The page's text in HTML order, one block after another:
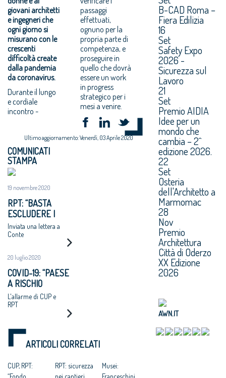
giovani architetti
e ingegneri che
ogni giorno si
misurano con le
crescenti
difficoltà create
dalla pandemia
da coronavirus.
Durante il lungo
e cordiale
incontro -
passaggi
effettuati,
ognuno per la
propria parte di
competenza, e
proseguire in
quello che dovrà
essere un work
in progress
strategico per i
mesi a venire.
Ultimo aggiornamento: Venerdì, 03 Aprile 2020
COMUNICATI
STAMPA
19 novembre 2020
RPT: “BASTA
ESCLUDERE I
LIBERI
PROFESSIONISTI
Inviata una lettera a
Conte
20 luglio 2020
COVID-19: “PAESE
A RISCHIO
EMERGENZA
SOCIALE”
L'allarme di CUP e
RPT
ARTICOLI CORRELATI
CUP, RPT:
“Fondo
RPT: sicurezza
nei cantieri
Musei:
Franceschini
B-CAD Roma –
Fiera Edilizia
16
Set
Safety Expo
2026 -
Sicurezza sul
Lavoro
21
Set
Premio AIDIA
Idee per un
mondo che
cambia – 2^
edizione 2026.
22
Set
Osteria
dell'Architetto a
Marmomac
28
Nov
Premio
Architettura
Città di Oderzo
XX Edizione
2026
AWN.IT